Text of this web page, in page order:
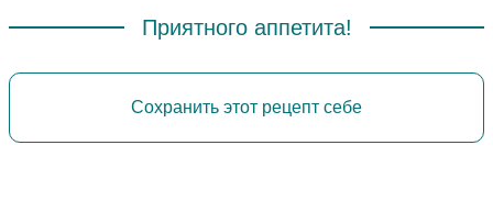
Приятного аппетита!
Сохранить этот рецепт себе